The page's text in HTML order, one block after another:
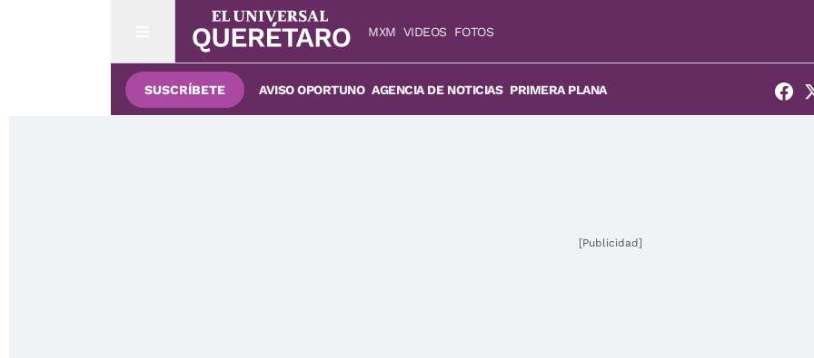
MXM VIDEOS FOTOS
SUSCRÍBETE AVISO OPORTUNO AGENCIA DE NOTICIAS PRIMERA PLANA
[Publicidad]